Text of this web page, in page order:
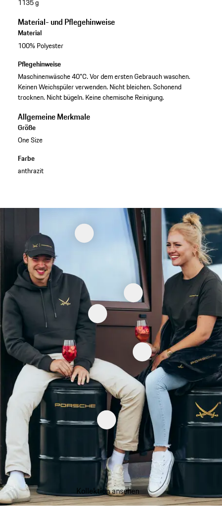
1135 g
Material- und Pflegehinweise
Material
100% Polyester
Pflegehinweise
Maschinenwäsche 40°C. Vor dem ersten Gebrauch waschen.
Keinen Weichspüler verwenden. Nicht bleichen. Schonend
trocknen. Nicht bügeln. Keine chemische Reinigung.
Allgemeine Merkmale
Größe
One Size
Farbe
anthrazit
Kollektion ansehen